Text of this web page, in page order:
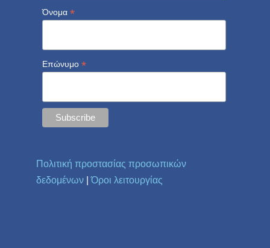
Όνομα *
Επώνυμο *
Πολιτική προστασίας προσωπικών
δεδομένων |Όροι λειτουργίας